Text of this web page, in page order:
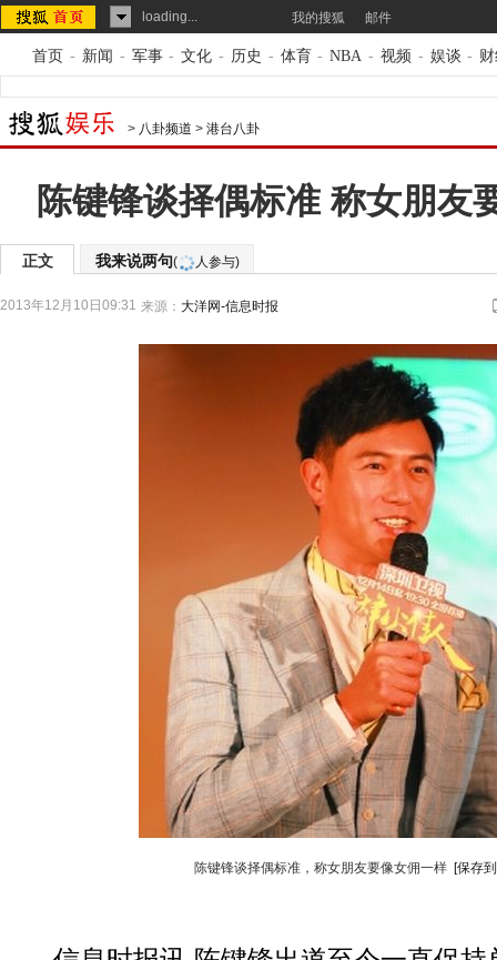
loading... 我的搜狐 邮件
首页 - 新闻 - 军事 - 文化 - 历史 - 体育 - NBA - 视频 - 娱谈 -
> 八卦频道 > 港台八卦
陈键锋谈择偶标准 称女朋友
正文 我来说两句( 人参与)
2013年12月10日09:31 来源： 大洋网-信息时报
陈键锋谈择偶标准，称女朋友要像女佣一样 [保存